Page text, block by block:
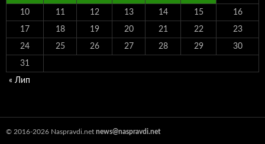
10 11 12 13 14 15 16
17 18 19 20 21 22 23
24 25 26 27 28 29 30
31
« Лип
© 2016-2026 Naspravdi.net news@naspravdi.net